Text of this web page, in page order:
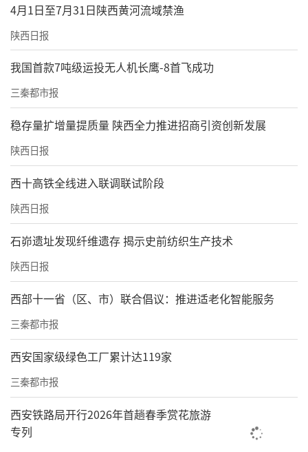
4月1日至7月31日陕西黄河流域禁渔
陕西日报
我国首款7吨级运投无人机长鹰-8首飞成功
三秦都市报
稳存量扩增量提质量 陕西全力推进招商引资创新发展
陕西日报
西十高铁全线进入联调联试阶段
陕西日报
石峁遗址发现纤维遗存 揭示史前纺织生产技术
陕西日报
西部十一省（区、市）联合倡议：推进适老化智能服务
三秦都市报
西安国家级绿色工厂累计达119家
三秦都市报
西安铁路局开行2026年首趟春季赏花旅游
专列